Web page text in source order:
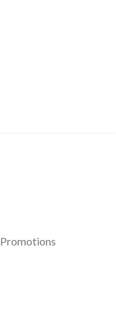
Promotions